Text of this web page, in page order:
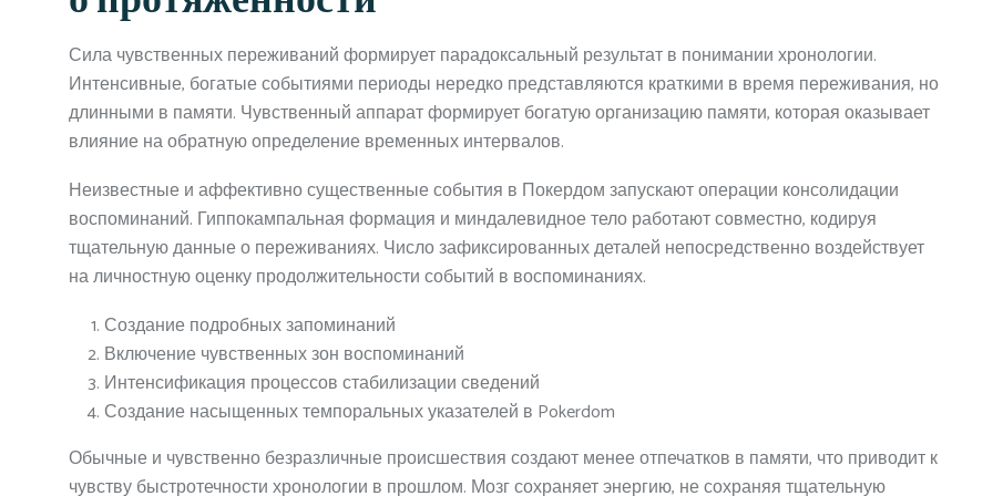
Сила чувственных переживаний формирует парадоксальный результат в понимании хронологии.
Интенсивные, богатые событиями периоды нередко представляются краткими в время переживания, но
длинными в памяти. Чувственный аппарат формирует богатую организацию памяти, которая оказывает
влияние на обратную определение временных интервалов.
Неизвестные и аффективно существенные события в Покердом запускают операции консолидации
воспоминаний. Гиппокампальная формация и миндалевидное тело работают совместно, кодируя
тщательную данные о переживаниях. Число зафиксированных деталей непосредственно воздействует
на личностную оценку продолжительности событий в воспоминаниях.
Создание подробных запоминаний
Включение чувственных зон воспоминаний
Интенсификация процессов стабилизации сведений
Создание насыщенных темпоральных указателей в Pokerdom
Обычные и чувственно безразличные происшествия создают менее отпечатков в памяти, что приводит к
чувству быстротечности хронологии в прошлом. Мозг сохраняет энергию, не сохраняя тщательную